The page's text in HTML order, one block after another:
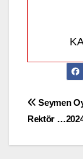
Yazı
Seymen
Rektör